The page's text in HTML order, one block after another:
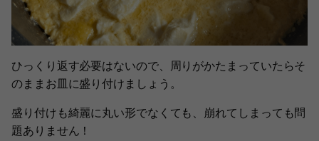
ひっくり返す必要はないので、周りがかたまっていたらそ
のままお皿に盛り付けましょう。
盛り付けも綺麗に丸い形でなくても、崩れてしまっても問
題ありません！